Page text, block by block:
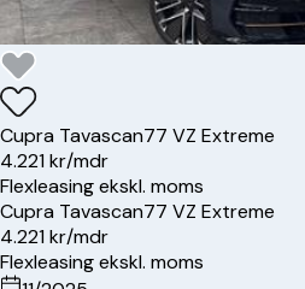
Cupra Tavascan77 VZ Extreme
4.221 kr/mdr
Flexleasing ekskl. moms
Cupra Tavascan77 VZ Extreme
4.221 kr/mdr
Flexleasing ekskl. moms